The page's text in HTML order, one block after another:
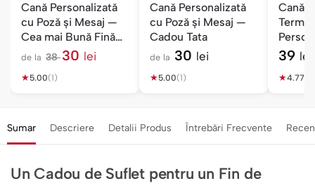
Cană Personalizată
cu Poză și Mesaj —
Cea mai Bună Fină
din Lume
de la 3830 lei
★5.00(1)
Cană Personalizată
cu Poză și Mesaj —
Cadou Tata
de la 30 lei
★5.00(1)
Cană
Poză
39 lei
★4.77
Sumar Descriere Detalii Produs Întrebări Frecvente
Un Cadou de Suflet pentru un Fin de